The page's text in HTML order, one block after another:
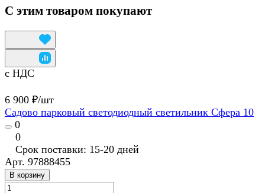
С этим товаром покупают
с НДС
6 900 ₽/шт
Садово парковый светодиодный светильник Сфера 10
0
0
Срок поставки: 15-20 дней
Арт. 97888455
В корзину